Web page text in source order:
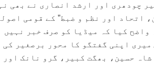
چودھری اور ارشد انصاری نے بھی
اتحاد اور نظم و ضبط” کے قومی
کیا کہ میڈیا کو صرف خبر نہیں
اپنی گفتگو کا محور برصغیر کی
حسین، بھگت کبیر، گرو نانک اور